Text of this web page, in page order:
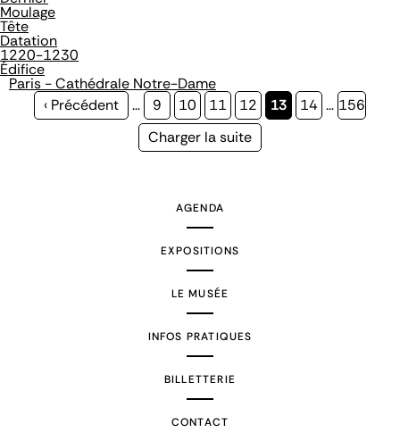
Moulage
Tête
Datation
1220-1230
Édifice
Paris - Cathédrale Notre-Dame
Page
‹ Précédent … Page
9 Page
10 Page
11 Page
12
Page
13 Page
14 … Page
156
Page
Charger la suite
AGENDA
EXPOSITIONS
LE MUSÉE
INFOS PRATIQUES
BILLETTERIE
CONTACT